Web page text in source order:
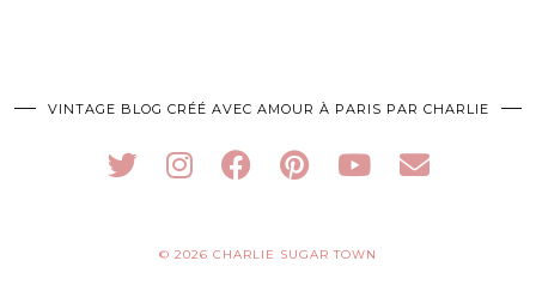
VINTAGE BLOG CRÉÉ AVEC AMOUR À PARIS PAR CHARLIE
© 2026 CHARLIE SUGAR TOWN